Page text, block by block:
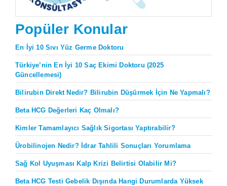
Popüler Konular
En İyi 10 Sıvı Yüz Germe Doktoru
Türkiye’nin En İyi 10 Saç Ekimi Doktoru (2025
Güncellemesi)
Bilirubin Direkt Nedir? Bilirubin Düşürmek İçin Ne Yapmalı?
Beta HCG Değerleri Kaç Olmalı?
Kimler Tamamlayıcı Sağlık Sigortası Yaptırabilir?
Ürobilinojen Nedir? İdrar Tahlili Sonuçları Yorumlama
Sağ Kol Uyuşması Kalp Krizi Belirtisi Olabilir Mi?
Beta HCG Testi Gebelik Dışında Hangi Durumlarda Yüksek